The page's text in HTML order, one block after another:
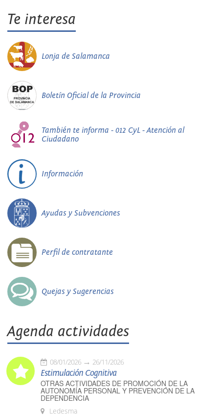
Te interesa
Lonja de Salamanca
Boletín Oficial de la Provincia
También te informa - 012 CyL - Atención al
Ciudadano
Información
Ayudas y Subvenciones
Perfil de contratante
Quejas y Sugerencias
Agenda actividades
08/01/2026 26/11/2026
Estimulación Cognitiva
OTRAS ACTIVIDADES DE PROMOCIÓN DE LA
AUTONOMÍA PERSONAL Y PREVENCIÓN DE LA
DEPENDENCIA
Ledesma